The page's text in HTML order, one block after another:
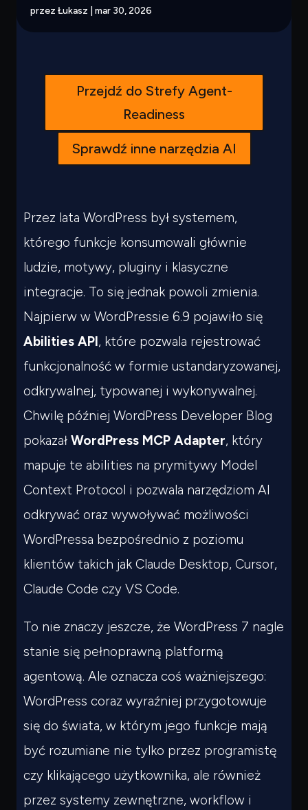
przez Łukasz mar 30, 2026
Przejdź do Strefy Agent-
Readiness
Sprawdź inne narzędzia AI
Przez lata WordPress był systemem,
którego funkcje konsumowali głównie
ludzie, motywy, pluginy i klasyczne
integracje. To się jednak powoli zmienia.
Najpierw w WordPressie 6.9 pojawiło się
Abilities API, które pozwala rejestrować
funkcjonalność w formie ustandaryzowanej,
odkrywalnej, typowanej i wykonywalnej.
Chwilę później WordPress Developer Blog
pokazał WordPress MCP Adapter, który
mapuje te abilities na prymitywy Model
Context Protocol i pozwala narzędziom AI
odkrywać oraz wywoływać możliwości
WordPressa bezpośrednio z poziomu
klientów takich jak Claude Desktop, Cursor,
Claude Code czy VS Code.
To nie znaczy jeszcze, że WordPress 7 nagle
stanie się pełnoprawną platformą
agentową. Ale oznacza coś ważniejszego:
WordPress coraz wyraźniej przygotowuje
się do świata, w którym jego funkcje mają
być rozumiane nie tylko przez programistę
czy klikającego użytkownika, ale również
przez systemy zewnętrzne, workflow i